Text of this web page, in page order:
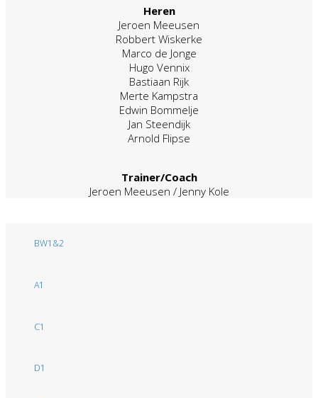
Heren
Jeroen Meeusen
Robbert Wiskerke
Marco de Jonge
Hugo Vennix
Bastiaan Rijk
Merte Kampstra
Edwin Bommelje
Jan Steendijk
Arnold Flipse
Trainer/Coach
Jeroen Meeusen / Jenny Kole
BW1&2
A1
C1
D1